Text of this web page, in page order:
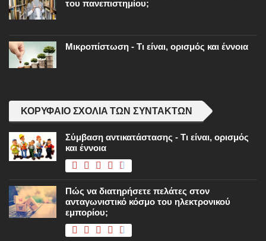
του πανεπιστημίου;
Μικροπίστωση - Τι είναι, ορισμός και έννοια
ΚΟΡΥΦΑΊΟ ΣΧΌΛΙΑ ΤΩΝ ΣΥΝΤΑΚΤΏΝ
Σύμβαση αντικατάστασης - Τι είναι, ορισμός
και έννοια
Πώς να διατηρήσετε πελάτες στον
ανταγωνιστικό κόσμο του ηλεκτρονικού
εμπορίου;